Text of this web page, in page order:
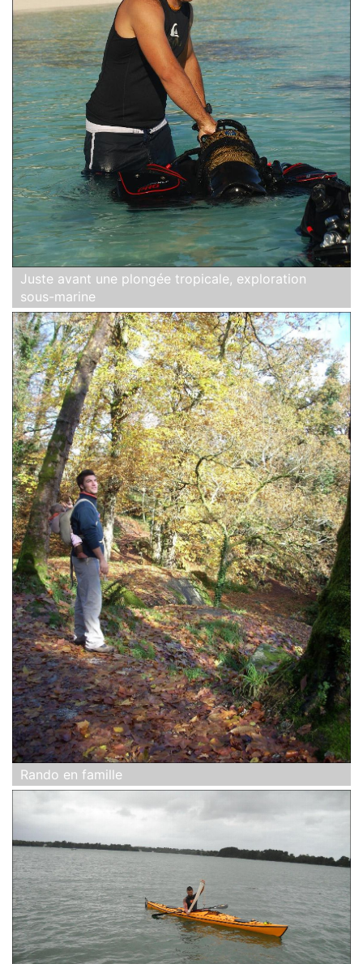
Juste avant une plongée tropicale, exploration
sous-marine
Rando en famille